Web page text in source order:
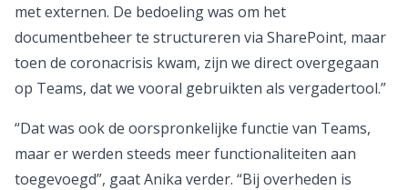
met externen. De bedoeling was om het
documentbeheer te structureren via SharePoint, maar
toen de coronacrisis kwam, zijn we direct overgegaan
op Teams, dat we vooral gebruikten als vergadertool.”
“Dat was ook de oorspronkelijke functie van Teams,
maar er werden steeds meer functionaliteiten aan
toegevoegd”, gaat Anika verder. “Bij overheden is